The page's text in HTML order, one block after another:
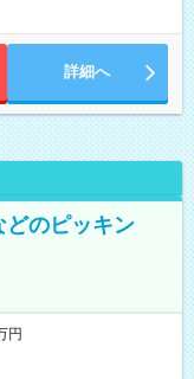
詳細へ
どのピッキン
円